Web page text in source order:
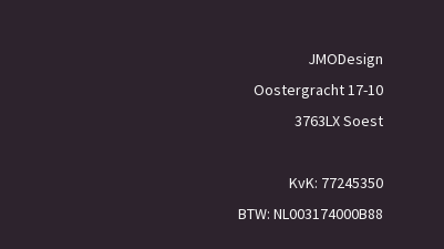
JMODesign
Oostergracht 17-10
3763LX Soest
KvK: 77245350
BTW: NL003174000B88